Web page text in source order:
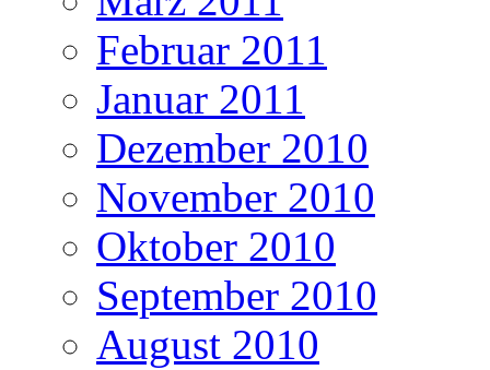
Februar 2011
Januar 2011
Dezember 2010
November 2010
Oktober 2010
September 2010
August 2010